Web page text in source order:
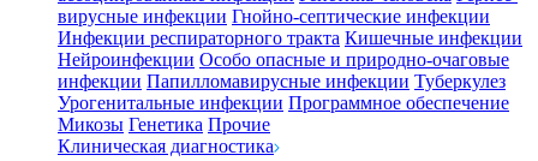
вирусные инфекции Гнойно-септические инфекции
Инфекции респираторного тракта Кишечные инфекции
Нейроинфекции Особо опасные и природно-очаговые
инфекции Папилломавирусные инфекции Туберкулез
Урогенитальные инфекции Программное обеспечение
Микозы Генетика Прочие
Клиническая диагностика